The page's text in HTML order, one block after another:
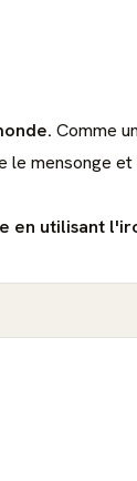
Comme
mensonge
en utilisant